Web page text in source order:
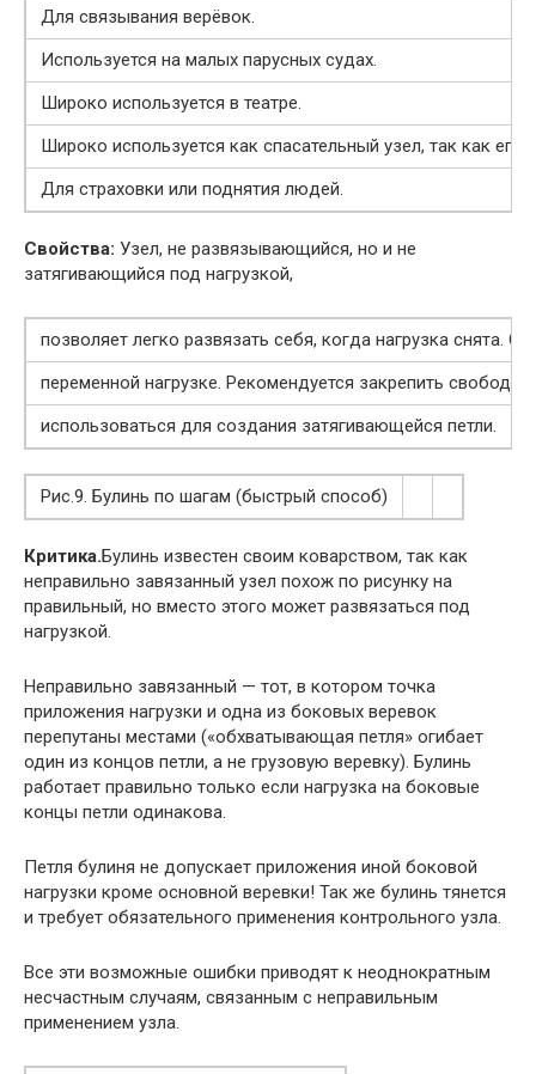
Для связывания верёвок.
Используется на малых парусных судах.
Широко используется в театре.
Широко используется как спасательный узел, так как
Для страховки или поднятия людей.
Свойства: Узел, не развязывающийся, но и не
затягивающийся под нагрузкой,
позволяет легко развязать себя, когда нагрузка снята.
переменной нагрузке. Рекомендуется закрепить
использоваться для создания затягивающейся петли.
Рис.9. Булинь по шагам (быстрый способ)
Критика.Булинь известен своим коварством, так как
неправильно завязанный узел похож по рисунку на
правильный, но вместо этого может развязаться под
нагрузкой.
Неправильно завязанный — тот, в котором точка
приложения нагрузки и одна из боковых веревок
перепутаны местами («обхватывающая петля» огибает
один из концов петли, а не грузовую веревку). Булинь
работает правильно только если нагрузка на боковые
концы петли одинакова.
Петля булиня не допускает приложения иной боковой
нагрузки кроме основной веревки! Так же булинь тянется
и требует обязательного применения контрольного узла.
Все эти возможные ошибки приводят к неоднократным
несчастным случаям, связанным с неправильным
применением узла.